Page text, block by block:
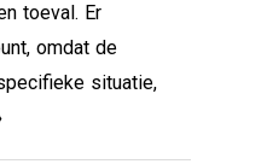
toeval. Er
omdat de
situatie,